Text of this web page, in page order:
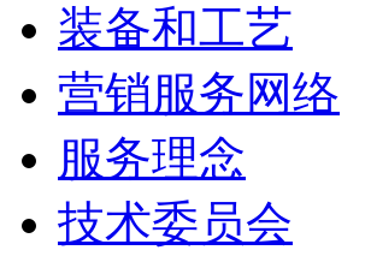
装备和工艺
营销服务网络
服务理念
技术委员会